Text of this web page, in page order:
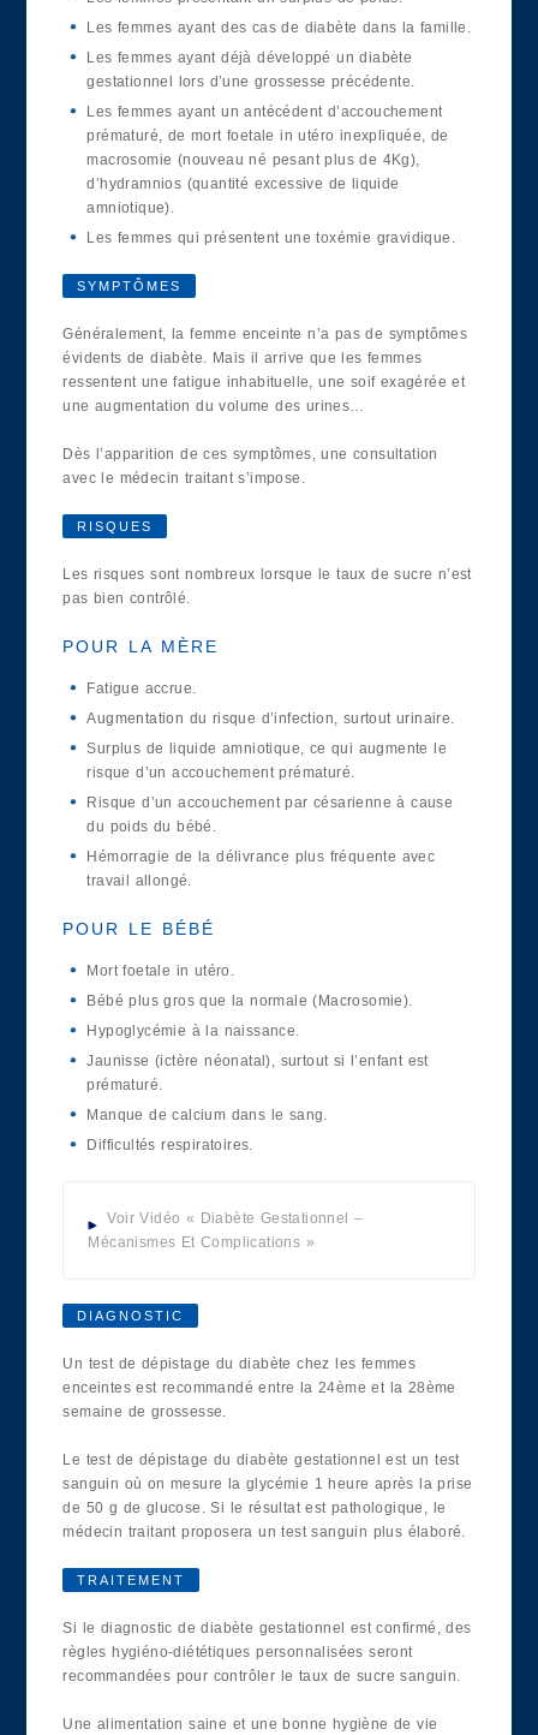
Les femmes ayant des cas de diabète dans la famille.
Les femmes ayant déjà développé un diabète
gestationnel lors d’une grossesse précédente.
Les femmes ayant un antécédent d’accouchement
prématuré, de mort foetale in utéro inexpliquée, de
macrosomie (nouveau né pesant plus de 4Kg),
d’hydramnios (quantité excessive de liquide
amniotique).
Les femmes qui présentent une toxémie gravidique.
SYMPTÔMES
Généralement, la femme enceinte n’a pas de symptômes
évidents de diabète. Mais il arrive que les femmes
ressentent une fatigue inhabituelle, une soif exagérée et
une augmentation du volume des urines…
Dès l’apparition de ces symptômes, une consultation
avec le médecin traitant s’impose.
RISQUES
Les risques sont nombreux lorsque le taux de sucre n’est
pas bien contrôlé.
POUR LA MÈRE
Fatigue accrue.
Augmentation du risque d’infection, surtout urinaire.
Surplus de liquide amniotique, ce qui augmente le
risque d’un accouchement prématuré.
Risque d’un accouchement par césarienne à cause
du poids du bébé.
Hémorragie de la délivrance plus fréquente avec
travail allongé.
POUR LE BÉBÉ
Mort foetale in utéro.
Bébé plus gros que la normale (Macrosomie).
Hypoglycémie à la naissance.
Jaunisse (ictère néonatal), surtout si l’enfant est
prématuré.
Manque de calcium dans le sang.
Difficultés respiratoires.
Voir Vidéo « Diabète Gestationnel –
Mécanismes Et Complications »
DIAGNOSTIC
Un test de dépistage du diabète chez les femmes
enceintes est recommandé entre la 24ème et la 28ème
semaine de grossesse.
Le test de dépistage du diabète gestationnel est un test
sanguin où on mesure la glycémie 1 heure après la prise
de 50 g de glucose. Si le résultat est pathologique, le
médecin traitant proposera un test sanguin plus élaboré.
TRAITEMENT
Si le diagnostic de diabète gestationnel est confirmé, des
règles hygiéno-diététiques personnalisées seront
recommandées pour contrôler le taux de sucre sanguin.
Une alimentation saine et une bonne hygiène de vie